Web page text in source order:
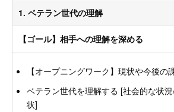
1. ベテラン世代の理解
【ゴール】相手への理解を深める
【オープニングワーク】現状や今後の
ベテラン世代を理解する [社会的な状
状]